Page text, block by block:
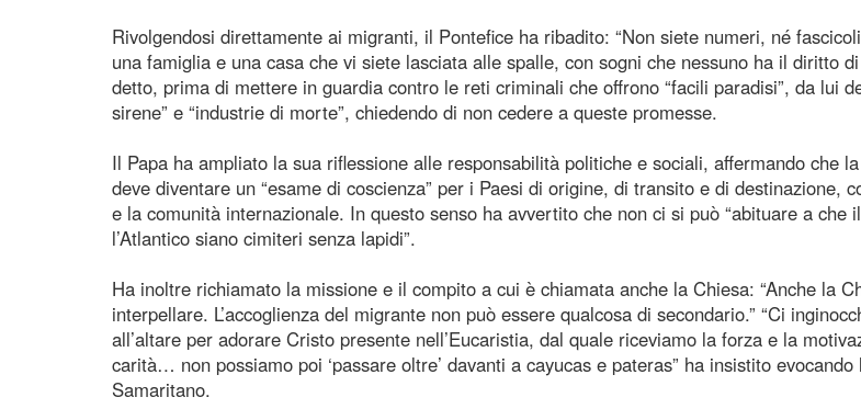
Rivolgendosi direttamente ai migranti, il Pontefice ha ribadito: “Non siete numeri, né
una famiglia e una casa che vi siete lasciata alle spalle, con sogni che nessuno ha il diritto
detto, prima di mettere in guardia contro le reti criminali che offrono “facili paradisi”, da lui
sirene” e “industrie di morte”, chiedendo di non cedere a queste promesse.
Il Papa ha ampliato la sua riflessione alle responsabilità politiche e sociali, affermando che
deve diventare un “esame di coscienza” per i Paesi di origine, di transito e di destinazione,
e la comunità internazionale. In questo senso ha avvertito che non ci si può “abituare a che
l’Atlantico siano cimiteri senza lapidi”.
Ha inoltre richiamato la missione e il compito a cui è chiamata anche la Chiesa: “Anche la
interpellare. L’accoglienza del migrante non può essere qualcosa di secondario.” “Ci
all’altare per adorare Cristo presente nell’Eucaristia, dal quale riceviamo la forza e la
carità… non possiamo poi ‘passare oltre’ davanti a cayucas e pateras” ha insistito
Samaritano.